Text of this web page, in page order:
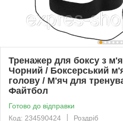
Тренажер для боксу з
Чорний / Боксерський
голову / М'яч для
Файтбол
Готово до відправки
Код: 234590424
Роздріб